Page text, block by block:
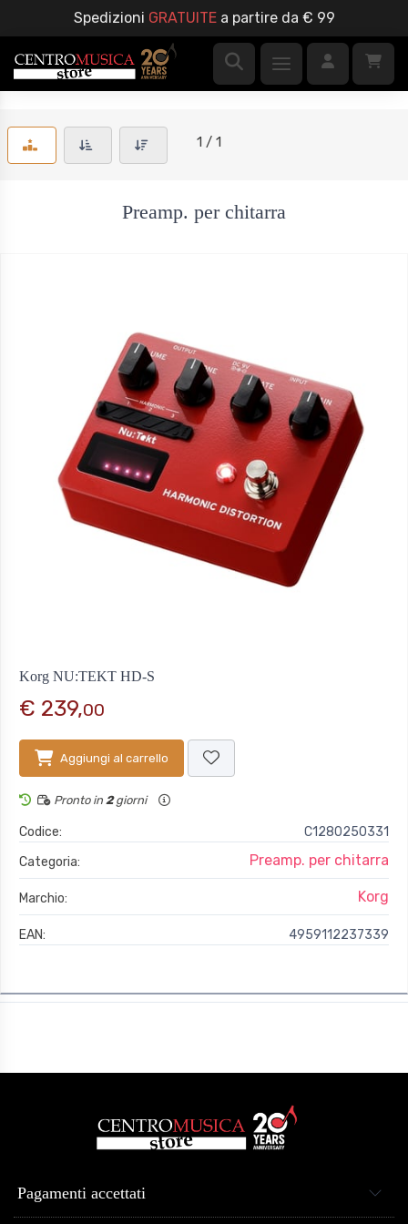
Spedizioni GRATUITEa partire da € 99
1 / 1
Preamp. per chitarra
Korg NU:TEKT HD-S
€ 239,00
Aggiungi al carrello
Pronto in 2giorni
Codice:
C1280250331
Categoria:
Preamp. per chitarra
Marchio: Korg
EAN: 4959112237339
Pagamenti accettati